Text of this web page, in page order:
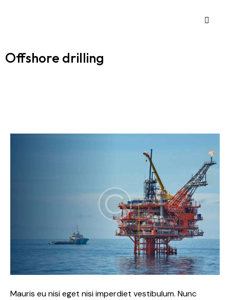
Offshore drilling
Mauris eu nisi eget nisi imperdiet vestibulum. Nunc